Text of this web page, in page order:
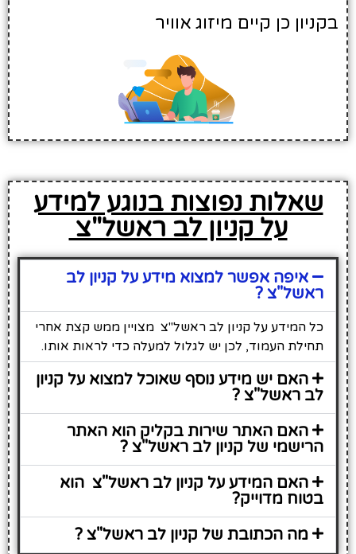
בקניון כן קיים מיזוג אוויר
שאלות נפוצות בנוגע למידע
על קניון לב ראשל"צ
איפה אפשר למצוא מידע על קניון לב
ראשל"צ ?
כל המידע על קניון לב ראשל"צ מצויין ממש קצת אחרי
תחילת העמוד, לכן יש לגלול למעלה כדי לראות אותו.
האם יש מידע נוסף שאוכל למצוא על קניון
לב ראשל"צ ?
האם האתר שירות בקליק הוא האתר
הרישמי של קניון לב ראשל"צ ?
האם המידע על קניון לב ראשל"צ הוא
בטוח מדוייק?
מה הכתובת של קניון לב ראשל"צ ?